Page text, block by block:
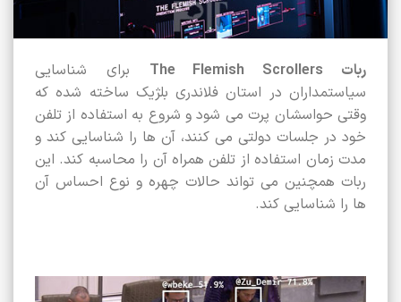
ربات The Flemish Scrollers
برای شناسایی
سیاستمداران در استان فلاندری بلژیک ساخته شده که
وقتی حواسشان پرت می شود و شروع به استفاده از تلفن
خود در جلسات دولتی می کنند، آن ها را شناسایی کند و
مدت زمان استفاده از تلفن همراه آن را محاسبه کند. این
ربات همچنین می تواند حالات چهره و نوع احساس آن
ها را شناسایی کند.